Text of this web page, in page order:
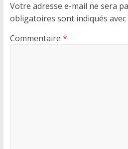
Votre adresse e-mail ne sera
obligatoires sont indiqués avec
Commentaire *